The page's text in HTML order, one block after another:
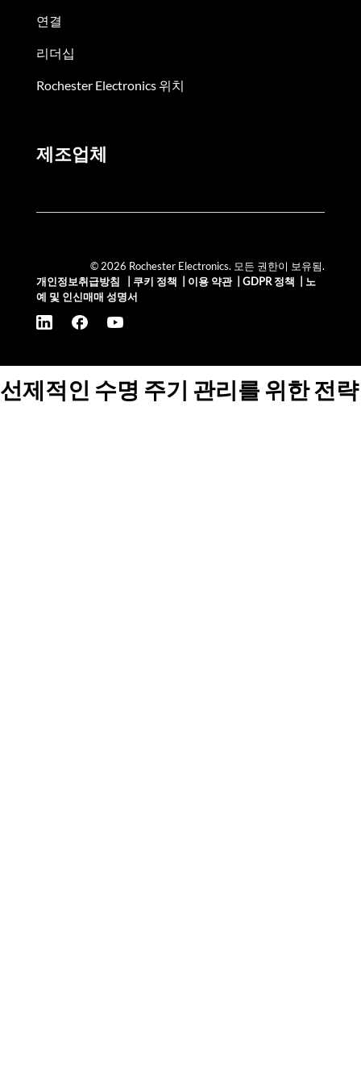
연결
리더십
Rochester Electronics 위치
제조업체
© 2026 Rochester Electronics. 모든 권한이 보유됨.
개인정보취급방침
쿠키 정책 이용 약관| GDPR 정책
노
예 및 인신매매 성명서
선제적인 수명 주기 관리를 위한 전략